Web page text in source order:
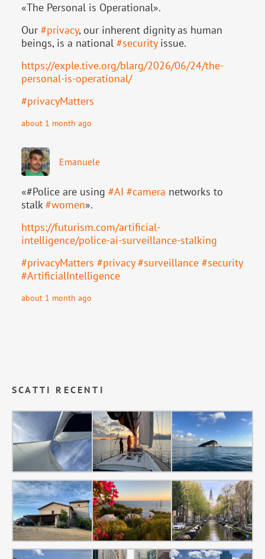
«The Personal is Operational».
Our #privacy, our inherent dignity as human
beings, is a national #securityissue.
https://exple.tive.org/blarg/2026/06/24/the-
personal-is-operational/
#privacyMatters
about 1 month ago
Emanuele
«#Police are using #AI #camera networks to
stalk#women».
https://futurism.com/artificial-
intelligence/police-ai-surveillance-stalking
#privacyMatters #privacy #surveillance #security
#ArtificialIntelligence
about 1 month ago
SCATTI RECENTI